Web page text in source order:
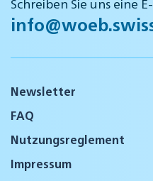
Newsletter
FAQ
Nutzungsreglement
Impressum